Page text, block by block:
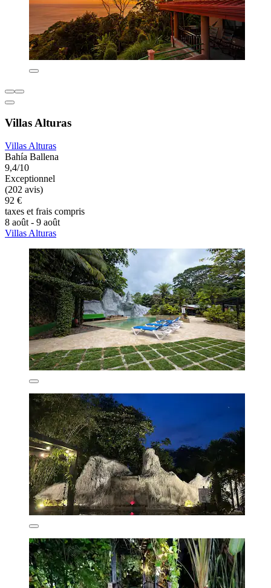
Villas Alturas
Villas Alturas
Bahía Ballena
9,4/10
Exceptionnel
(202 avis)
92 €
taxes et frais compris
8 août - 9 août
Villas Alturas